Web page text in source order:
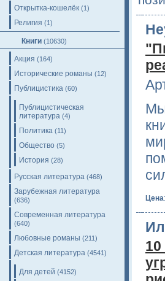
Открытка-кошелёк (1)
Религия (1)
Книги (10630)
Акция (164)
Исторические романы (12)
Публицистика (60)
Публицистическая
литература (4)
Политика (11)
Общество (5)
История (28)
Русская литература (468)
Зарубежная литература
(636)
Современная литература
(640)
Любовные романы (211)
Детская литература (4541)
Для детей (4152)
Цена: